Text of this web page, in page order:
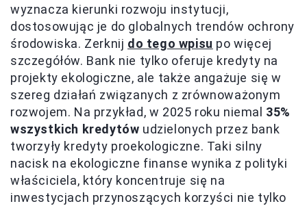
wyznacza kierunki rozwoju instytucji,
dostosowując je do globalnych trendów ochrony
środowiska. Zerknij do tego wpisu po więcej
szczegółów. Bank nie tylko oferuje kredyty na
projekty ekologiczne, ale także angażuje się w
szereg działań związanych z zrównoważonym
rozwojem. Na przykład, w 2025 roku niemal 35%
wszystkich kredytów udzielonych przez bank
tworzyły kredyty proekologiczne. Taki silny
nacisk na ekologiczne finanse wynika z polityki
właściciela, który koncentruje się na
inwestycjach przynoszących korzyści nie tylko